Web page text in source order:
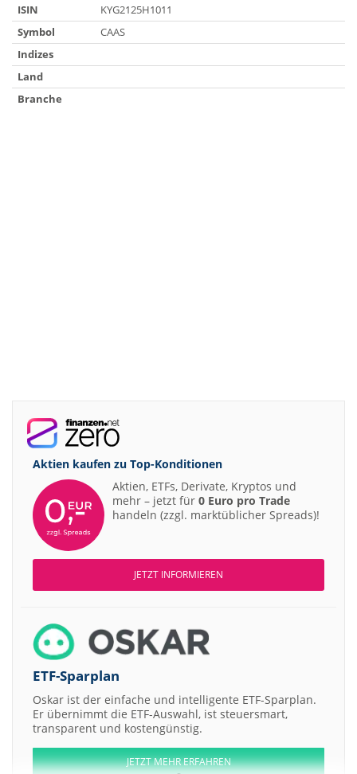
ISIN
KYG2125H1011
Symbol
CAAS
Indizes
Land
Branche
Aktien kaufen zu Top-Konditionen
Aktien, ETFs, Derivate, Kryptos und
mehr – jetzt für 0 Euro pro Trade
handeln (zzgl. marktüblicher Spreads)!
JETZT INFORMIEREN
ETF-Sparplan
Oskar ist der einfache und intelligente ETF-Sparplan.
Er übernimmt die ETF-Auswahl, ist steuersmart,
transparent und kostengünstig.
JETZT MEHR ERFAHREN